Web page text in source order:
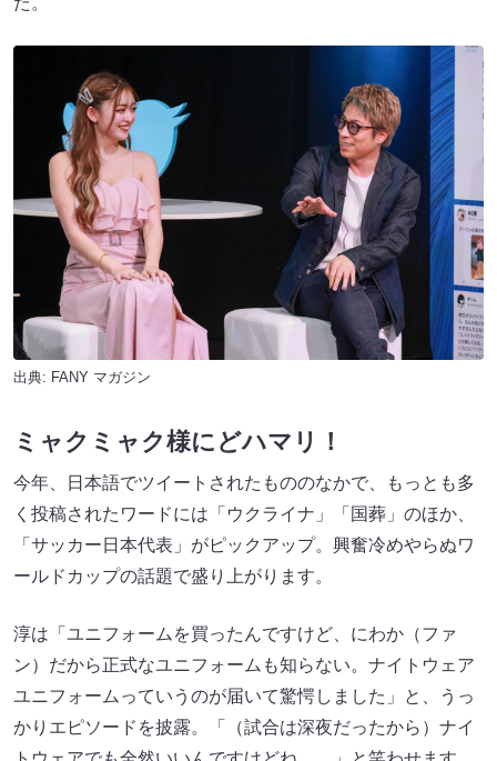
出典: FANY マガジン
ミャクミャク様にどハマリ！
今年、日本語でツイートされたもののなかで、もっとも多
く投稿されたワードには「ウクライナ」「国葬」のほか、
「サッカー日本代表」がピックアップ。興奮冷めやらぬワ
ールドカップの話題で盛り上がります。
淳は「ユニフォームを買ったんですけど、にわか（ファ
ン）だから正式なユニフォームも知らない。ナイトウェア
ユニフォームっていうのが届いて驚愕しました」と、うっ
かりエピソードを披露。「（試合は深夜だったから）ナイ